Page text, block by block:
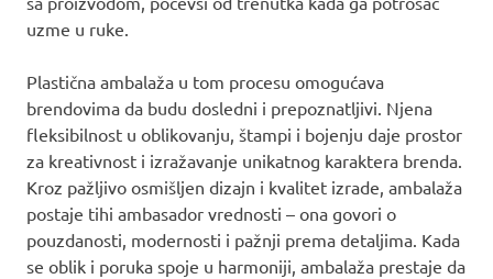
uzme u ruke.
Plastična ambalaža u tom procesu omogućava
brendovima da budu dosledni i prepoznatljivi. Njena
fleksibilnost u oblikovanju, štampi i bojenju daje prostor
za kreativnost i izražavanje unikatnog karaktera brenda.
Kroz pažljivo osmišljen dizajn i kvalitet izrade, ambalaža
postaje tihi ambasador vrednosti – ona govori o
pouzdanosti, modernosti i pažnji prema detaljima. Kada
se oblik i poruka spoje u harmoniji, ambalaža prestaje da